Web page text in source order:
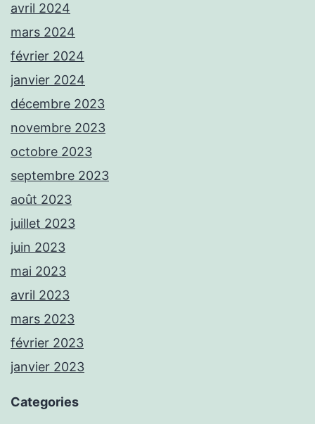
avril 2024
mars 2024
février 2024
janvier 2024
décembre 2023
novembre 2023
octobre 2023
septembre 2023
août 2023
juillet 2023
juin 2023
mai 2023
avril 2023
mars 2023
février 2023
janvier 2023
Categories